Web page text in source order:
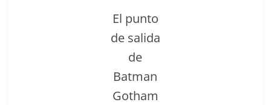
El punto
de salida
de
Batman
Gotham